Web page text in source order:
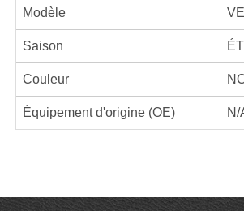
Modèle
Saison
Couleur
Équipement d'origine (OE) N/